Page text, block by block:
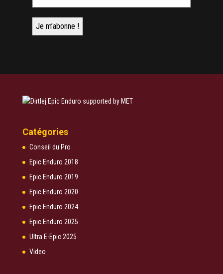
Catégories
Conseil du Pro
Epic Enduro 2018
Epic Enduro 2019
Epic Enduro 2020
Epic Enduro 2024
Epic Enduro 2025
Ultra E-Epic 2025
Video